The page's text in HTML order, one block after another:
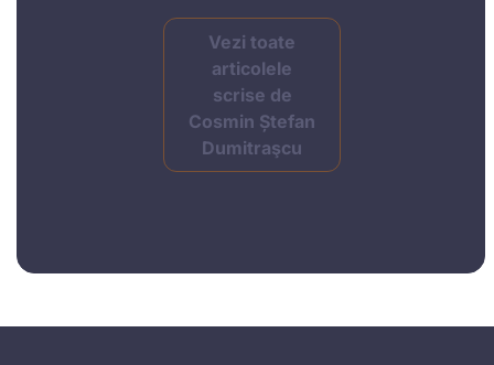
Vezi toate
articolele
scrise de
Cosmin Ștefan
Dumitraşcu